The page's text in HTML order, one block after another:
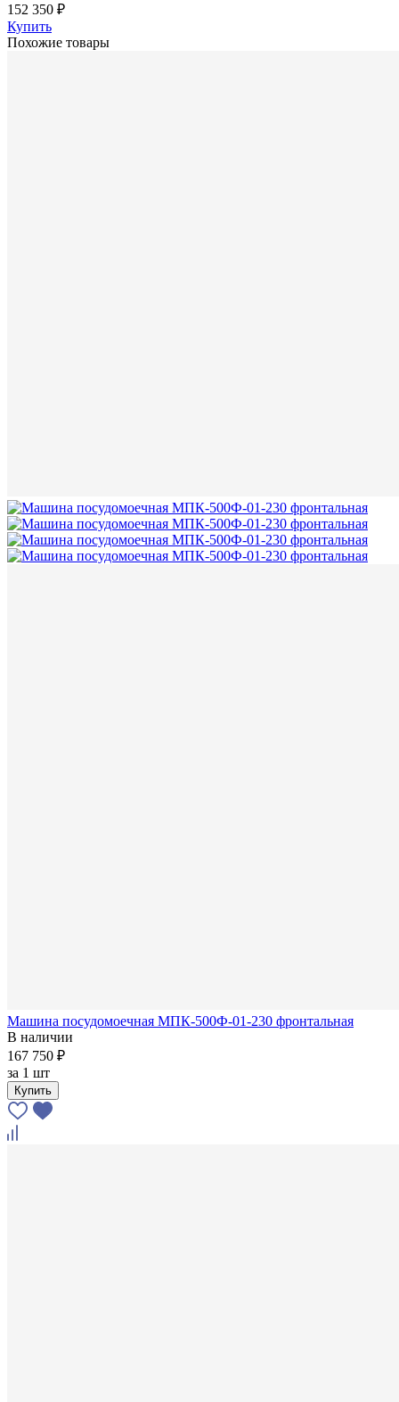
152 350 ₽
Купить
Похожие товары
Машина посудомоечная МПК-500Ф-01-230 фронтальная
В наличии
167 750 ₽
за 1 шт
Купить